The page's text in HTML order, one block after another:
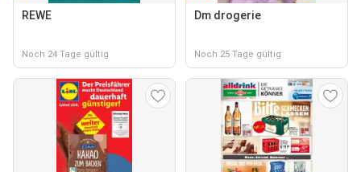
REWE
Noch 24 Tage gültig
Dm drogerie
Noch 25 Tage gültig